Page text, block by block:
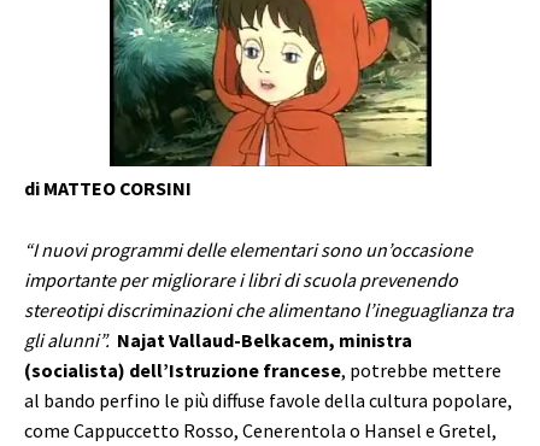
di MATTEO CORSINI
“I nuovi programmi delle elementari sono un’occasione
importante per migliorare i libri di scuola prevenendo
stereotipi discriminazioni che alimentano l’ineguaglianza tra
gli alunni”. Najat Vallaud-Belkacem, ministra
(socialista) dell’Istruzione francese, potrebbe mettere
al bando perfino le più diffuse favole della cultura popolare,
come Cappuccetto Rosso, Cenerentola o Hansel e Gretel,